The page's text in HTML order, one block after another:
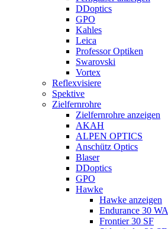
DDoptics
GPO
Kahles
Leica
Professor Optiken
Swarovski
Vortex
Reflexvisiere
Spektive
Zielfernrohre
Zielfernrohre anzeigen
AKAH
ALPEN OPTICS
Anschütz Optics
Blaser
DDoptics
GPO
Hawke
Hawke anzeigen
Endurance 30 WA
Frontier 30 SF